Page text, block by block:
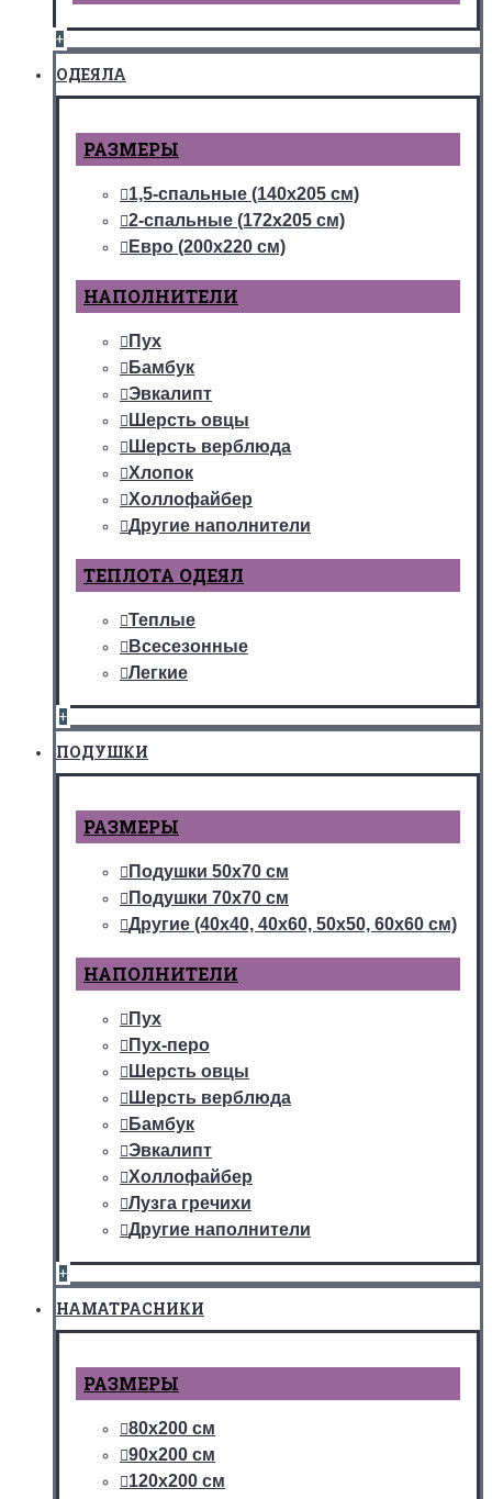
+
ОДЕЯЛА
РАЗМЕРЫ
1,5-спальные (140х205 см)
2-спальные (172х205 см)
Евро (200х220 см)
НАПОЛНИТЕЛИ
Пух
Бамбук
Эвкалипт
Шерсть овцы
Шерсть верблюда
Хлопок
Холлофайбер
Другие наполнители
ТЕПЛОТА ОДЕЯЛ
Теплые
Всесезонные
Легкие
+
ПОДУШКИ
РАЗМЕРЫ
Подушки 50х70 см
Подушки 70х70 см
Другие (40х40, 40х60, 50х50, 60х60 см)
НАПОЛНИТЕЛИ
Пух
Пух-перо
Шерсть овцы
Шерсть верблюда
Бамбук
Эвкалипт
Холлофайбер
Лузга гречихи
Другие наполнители
+
НАМАТРАСНИКИ
РАЗМЕРЫ
80х200 см
90х200 см
120х200 см